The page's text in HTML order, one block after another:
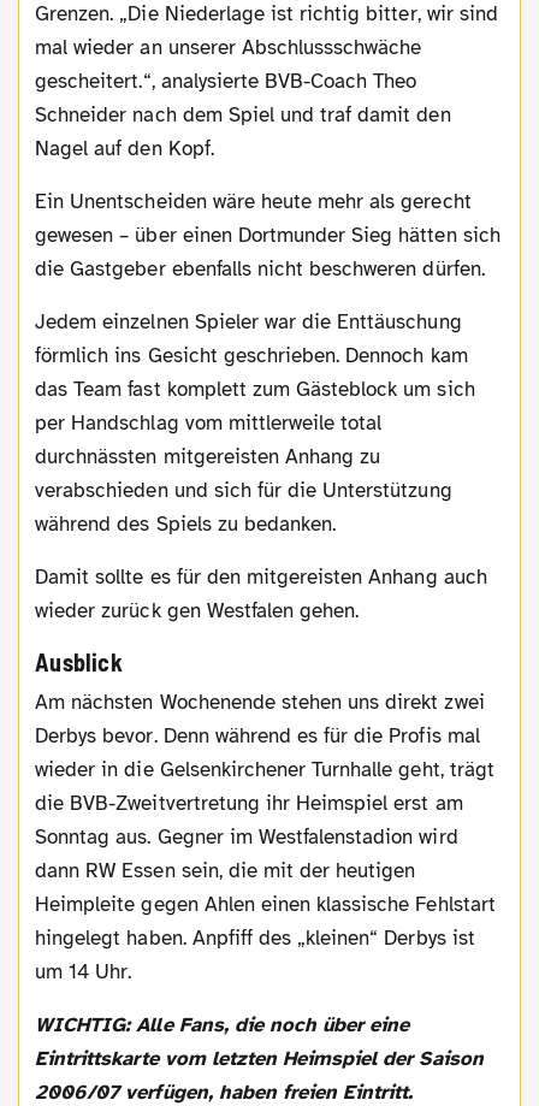
Grenzen. „Die Niederlage ist richtig bitter, wir sind
mal wieder an unserer Abschlussschwäche
gescheitert.“, analysierte BVB-Coach Theo
Schneider nach dem Spiel und traf damit den
Nagel auf den Kopf.
Ein Unentscheiden wäre heute mehr als gerecht
gewesen – über einen Dortmunder Sieg hätten sich
die Gastgeber ebenfalls nicht beschweren dürfen.
Jedem einzelnen Spieler war die Enttäuschung
förmlich ins Gesicht geschrieben. Dennoch kam
das Team fast komplett zum Gästeblock um sich
per Handschlag vom mittlerweile total
durchnässten mitgereisten Anhang zu
verabschieden und sich für die Unterstützung
während des Spiels zu bedanken.
Damit sollte es für den mitgereisten Anhang auch
wieder zurück gen Westfalen gehen.
Ausblick
Am nächsten Wochenende stehen uns direkt zwei
Derbys bevor. Denn während es für die Profis mal
wieder in die Gelsenkirchener Turnhalle geht, trägt
die BVB-Zweitvertretung ihr Heimspiel erst am
Sonntag aus. Gegner im Westfalenstadion wird
dann RW Essen sein, die mit der heutigen
Heimpleite gegen Ahlen einen klassische Fehlstart
hingelegt haben. Anpfiff des „kleinen“ Derbys ist
um 14 Uhr.
WICHTIG: Alle Fans, die noch über eine
Eintrittskarte vom letzten Heimspiel der Saison
2006/07 verfügen, haben freien Eintritt.